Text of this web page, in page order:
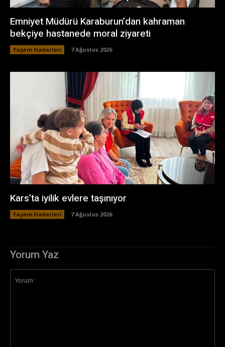
Emniyet Müdürü Karaburun’dan kahraman
bekçiye hastanede moral ziyareti
Yaşam Haberleri 7 Ağustos 2026
Kars’ta iyilik evlere taşınıyor
Yaşam Haberleri 7 Ağustos 2026
Yorum Yaz